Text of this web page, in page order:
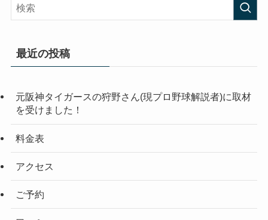
最近の投稿
元阪神タイガースの狩野さん(現プロ野球解説者)に取材
を受けました！
料金表
アクセス
ご予約